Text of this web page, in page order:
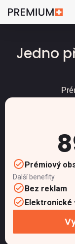
Jedno
Prémiový
Další benefity
Bez reklam
Elektronické